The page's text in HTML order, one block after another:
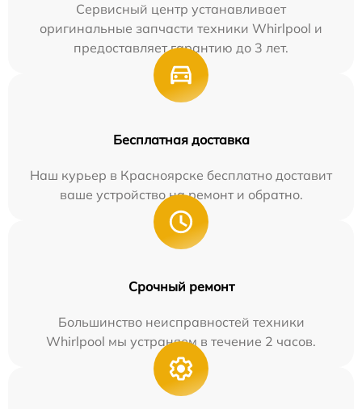
Сервисный центр устанавливает
оригинальные запчасти техники Whirlpool и
предоставляет гарантию до 3 лет.
Бесплатная доставка
Наш курьер в Красноярске бесплатно доставит
ваше устройство на ремонт и обратно.
Срочный ремонт
Большинство неисправностей техники
Whirlpool мы устраняем в течение 2 часов.